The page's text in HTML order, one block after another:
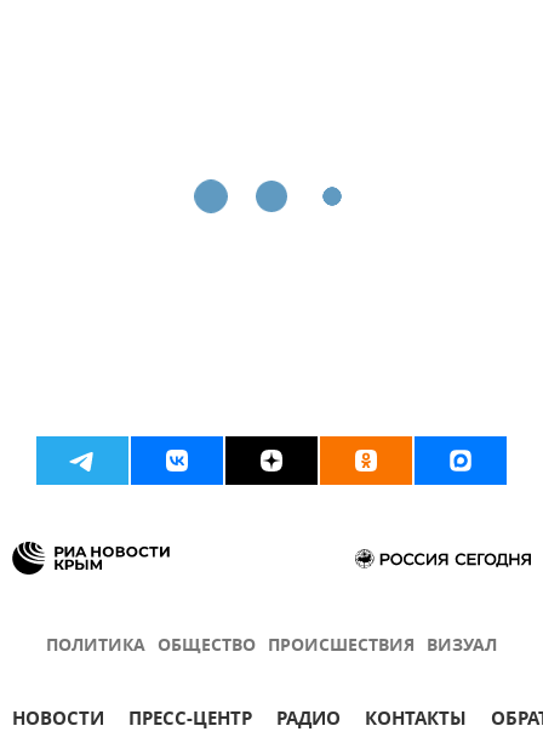
ПОЛИТИКА ОБЩЕСТВО ПРОИСШЕСТВИЯ ВИЗУАЛ
НОВОСТИ ПРЕСС-ЦЕНТР РАДИО КОНТАКТЫ